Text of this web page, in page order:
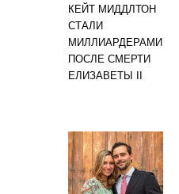
КЕЙТ МИДДЛТОН
СТАЛИ
МИЛЛИАРДЕРАМИ
ПОСЛЕ СМЕРТИ
ЕЛИЗАВЕТЫ II